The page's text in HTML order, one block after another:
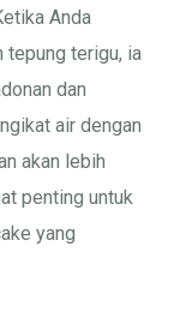
Anda
tepung terigu, ia
dan
air dengan
akan lebih
penting untuk
yang